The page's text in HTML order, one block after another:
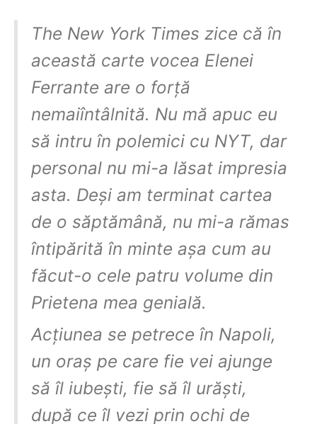
The New York Times zice că în
această carte vocea Elenei
Ferrante are o forță
nemaiîntâlnită. Nu mă apuc eu
să intru în polemici cu NYT, dar
personal nu mi-a lăsat impresia
asta. Deși am terminat cartea
de o săptămână, nu mi-a rămas
întipărită în minte așa cum au
făcut-o cele patru volume din
Prietena mea genială.
Acțiunea se petrece în Napoli,
un oraș pe care fie vei ajunge
să îl iubești, fie să îl urăști,
după ce îl vezi prin ochi de